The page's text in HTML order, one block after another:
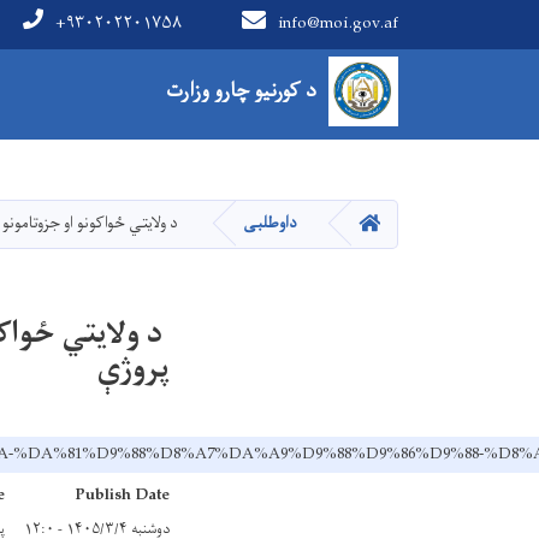
info@moi.gov.af +۹۳۰۲۰۲۲۰۱۷۵۸
د کورنیو چارو وزارتMain Menu
کور داوطلبی د ولايتي ځواکونو او
د ولايتي
پروژې
Publish Date
دوشنبه ۱۴۰۵/۳/۴ - ۱۲:۰